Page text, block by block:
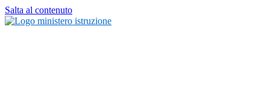
Salta al contenuto